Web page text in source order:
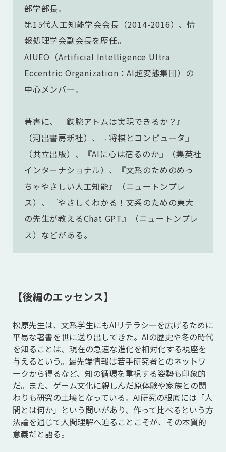
部学部長。
第15代人工知能学会会長（2014-2016）、情
報処理学会副会長を歴任。
AIUEO（Artificial Intelligence Ultra
Eccentric Organization：AI超変態集団）の
中心メンバー。
著書に、『鉄腕アトムは実現できるか？』
（河出書房新社）、『将棋とコンピュータ』
（共立出版）、『AIに心は宿るのか』（集英社
インターナショナル）、『文系のためのめっ
ちゃやさしい人工知能』（ニュートンプレ
ス）、『やさしくわかる！文系のための東大
の先生が教えるChat GPT』（ニュートンプレ
ス）などがある。
【後編のエッセンス】
松原先生は、文系学生にもAIリテラシーを広げるために
平易な著書を世に送り出してきた。AIの歴史や冬の時代
を知ることは、現在の急速な進化を相対化する視座を
与えるという。最先端情報は若手研究者とのネットワ
ークから得るなど、知の循環を重視する姿勢も印象的
だ。また、ゲーム文化に親しんだ原体験や家族との関
わりも研究の土壌となっている。AI研究の根底には「人
間とは何か」という問いがあり、作って比べるという方
法論を通じて人間理解へ迫ることこそが、その本質的
意義だと語る。